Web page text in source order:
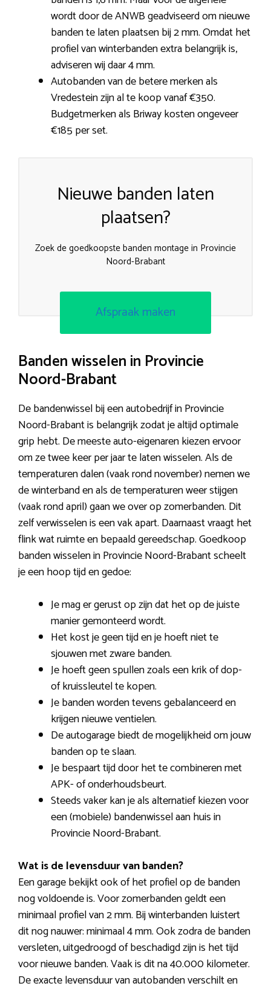
wordt door de ANWB geadviseerd om nieuwe
banden te laten plaatsen bij 2 mm. Omdat het
profiel van winterbanden extra belangrijk is,
adviseren wij daar 4 mm.
Autobanden van de betere merken als
Vredestein zijn al te koop vanaf €350.
Budgetmerken als Briway kosten ongeveer
€185 per set.
Nieuwe banden laten
plaatsen?
Zoek de goedkoopste banden montage in Provincie
Noord-Brabant
Afspraak maken
Banden wisselen in Provincie
Noord-Brabant
De bandenwissel bij een autobedrijf in Provincie
Noord-Brabant is belangrijk zodat je altijd optimale
grip hebt. De meeste auto-eigenaren kiezen ervoor
om ze twee keer per jaar te laten wisselen. Als de
temperaturen dalen (vaak rond november) nemen we
de winterband en als de temperaturen weer stijgen
(vaak rond april) gaan we over op zomerbanden. Dit
zelf verwisselen is een vak apart. Daarnaast vraagt het
flink wat ruimte en bepaald gereedschap. Goedkoop
banden wisselen in Provincie Noord-Brabant scheelt
je een hoop tijd en gedoe:
Je mag er gerust op zijn dat het op de juiste
manier gemonteerd wordt.
Het kost je geen tijd en je hoeft niet te
sjouwen met zware banden.
Je hoeft geen spullen zoals een krik of dop-
of kruissleutel te kopen.
Je banden worden tevens gebalanceerd en
krijgen nieuwe ventielen.
De autogarage biedt de mogelijkheid om jouw
banden op te slaan.
Je bespaart tijd door het te combineren met
APK- of onderhoudsbeurt.
Steeds vaker kan je als alternatief kiezen voor
een (mobiele) bandenwissel aan huis in
Provincie Noord-Brabant.
Wat is de levensduur van banden?
Een garage bekijkt ook of het profiel op de banden
nog voldoende is. Voor zomerbanden geldt een
minimaal profiel van 2 mm. Bij winterbanden luistert
dit nog nauwer: minimaal 4 mm. Ook zodra de banden
versleten, uitgedroogd of beschadigd zijn is het tijd
voor nieuwe banden. Vaak is dit na 40.000 kilometer.
De exacte levensduur van autobanden verschilt en